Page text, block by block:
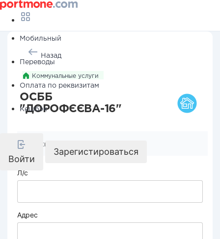
Мобильный
Переводы
Оплата по реквизитам
Кешбэк
Войти
Зарегистироваться
Назад
Коммунальные услуги
ОСББ
"ДОРОФЄЄВА-16"
Реквизиты компании
Л/с
Адрес